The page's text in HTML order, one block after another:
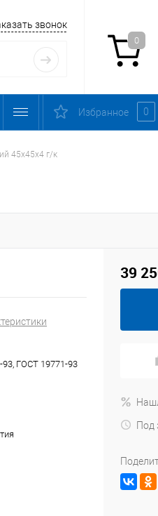
звонок
0
Избранное 0
45х45х4 г/к
ГОСТ 19771-93
39
Под